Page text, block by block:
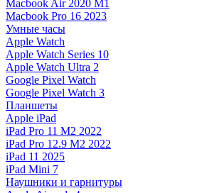
Macbook Air 2020 M1
Macbook Pro 16 2023
Умные часы
Apple Watch
Apple Watch Series 10
Apple Watch Ultra 2
Google Pixel Watch
Google Pixel Watch 3
Планшеты
Apple iPad
iPad Pro 11 M2 2022
iPad Pro 12.9 M2 2022
iPad 11 2025
iPad Mini 7
Наушники и гарнитуры